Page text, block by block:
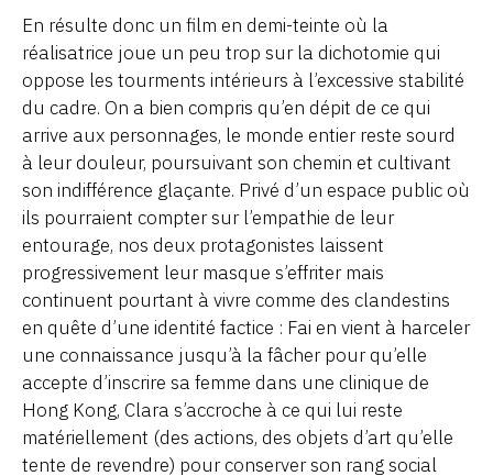
En résulte donc un film en demi-teinte où la
réalisatrice joue un peu trop sur la dichotomie qui
oppose les tourments intérieurs à l’excessive stabilité
du cadre. On a bien compris qu’en dépit de ce qui
arrive aux personnages, le monde entier reste sourd
à leur douleur, poursuivant son chemin et cultivant
son indifférence glaçante. Privé d’un espace public où
ils pourraient compter sur l’empathie de leur
entourage, nos deux protagonistes laissent
progressivement leur masque s’effriter mais
continuent pourtant à vivre comme des clandestins
en quête d’une identité factice : Fai en vient à harceler
une connaissance jusqu’à la fâcher pour qu’elle
accepte d’inscrire sa femme dans une clinique de
Hong Kong, Clara s’accroche à ce qui lui reste
matériellement (des actions, des objets d’art qu’elle
tente de revendre) pour conserver son rang social